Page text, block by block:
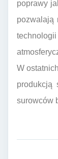
poprawy
pozwalają
W
produkcją
surowców